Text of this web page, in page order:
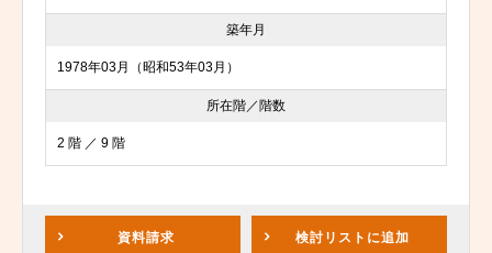
築年月
1978年03月（昭和53年03月）
所在階／階数
2 階 ／ 9 階
資料請求 検討リスト に追加